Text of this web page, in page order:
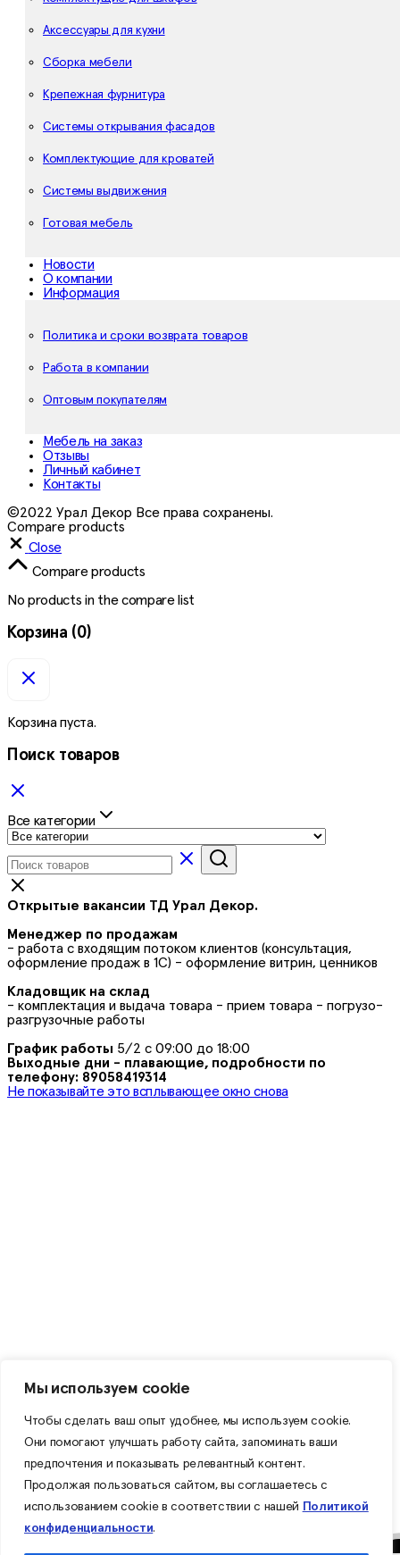
Мы используем cookie
Чтобы сделать ваш опыт удобнее, мы используем cookie.
Они помогают улучшать работу сайта, запоминать ваши
предпочтения и показывать релевантный контент.
Продолжая пользоваться сайтом, вы соглашаетесь с
использованием cookie в соответствии с нашей Политикой
конфиденциальности.
Аксессуары для кухни
Сборка мебели
Крепежная фурнитура
Системы открывания фасадов
Комплектующие для кроватей
Системы выдвижения
Готовая мебель
Новости
О компании
Информация
Политика и сроки возврата товаров
Работа в компании
Оптовым покупателям
Мебель на заказ
Отзывы
Личный кабинет
Контакты
©2022 Урал Декор Все права сохранены.
Compare products
Close
Compare products
No products in the compare list
Корзина (0)
Корзина пуста.
Поиск товаров
Все категории
Открытые вакансии ТД Урал Декор.
Менеджер по продажам
- работа с входящим потоком клиентов (консультация,
оформление продаж в 1С) - оформление витрин, ценников
Кладовщик на склад
- комплектация и выдача товара - прием товара - погрузо-
разгрузочные работы
График работы 5/2 с 09:00 до 18:00
Выходные дни - плавающие, подробности по
телефону: 89058419314
Не показывайте это всплывающее окно снова